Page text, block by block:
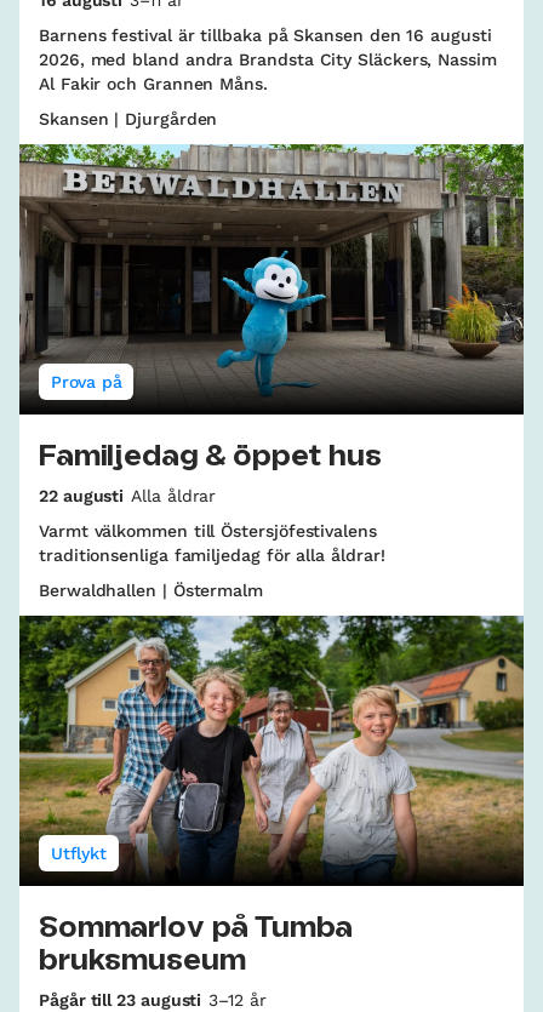
Barnens festival är tillbaka på Skansen den 16 augusti
2026, med bland andra Brandsta City Släckers, Nassim
Al Fakir och Grannen Måns.
Skansen | Djurgården
Prova på
Familjedag & öppet hus
22 augusti Alla åldrar
Varmt välkommen till Östersjöfestivalens
traditionsenliga familjedag för alla åldrar!
Berwaldhallen | Östermalm
Utflykt
Sommarlov på Tumba
bruksmuseum
Pågår till 23 augusti 3–12 år